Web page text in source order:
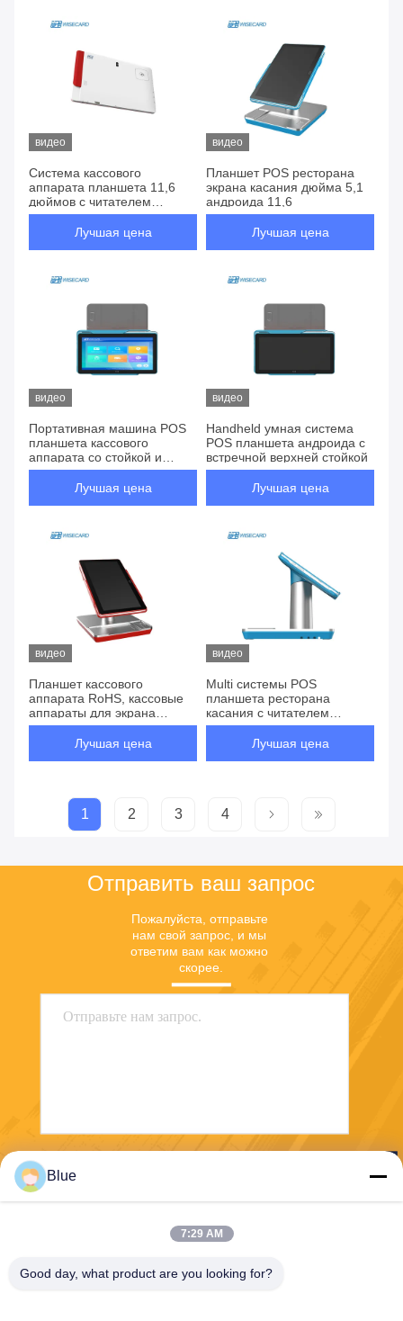
видео
Система кассового
аппарата планшета 11,6
дюймов с читателем
отпечатка пальцев
Лучшая цена
видео
Планшет POS ресторана
экрана касания дюйма 5,1
андроида 11,6
Лучшая цена
видео
Портативная машина POS
планшета кассового
аппарата со стойкой и
кронштейном
Лучшая цена
видео
Handheld умная система
POS планшета андроида с
встречной верхней стойкой
Лучшая цена
видео
Планшет кассового
аппарата RoHS, кассовые
аппараты для экрана
касания мелкого бизнеса
Лучшая цена
видео
Multi системы POS
планшета ресторана
касания с читателем
отпечатка пальцев
Лучшая цена
1 2 3 4
Отправить ваш запрос
Пожалуйста, отправьте
нам свой запрос, и мы
ответим вам как можно
скорее.
Отправить
Blue
7:29 AM
Good day, what product are you looking for?